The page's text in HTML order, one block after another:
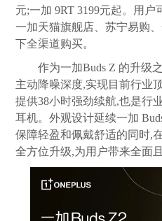
元;一加 9RT 3199元起。用户
一加天猫旗舰店、苏宁易购
下全渠道购买。
作为一加Buds Z 的升级
主动降噪深度,实现目前行业
提供38小时强劲续航,也是行
耳机。外观设计延续一加
保障轻盈和佩戴舒适的同时,
全方位升级,为用户带来全面